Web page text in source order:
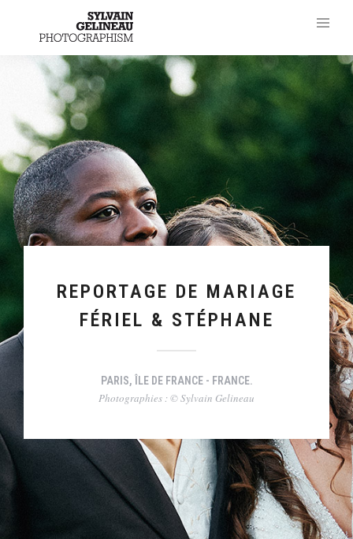
REPORTAGE DE MARIAGE
FÉRIEL & STÉPHANE
PARIS, ÎLE DE FRANCE - FRANCE.
Photographies : © Sylvain Gelineau